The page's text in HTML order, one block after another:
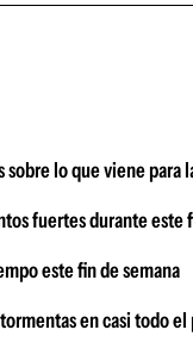
lo que viene para
fuertes durante este
este fin de semana
en casi todo